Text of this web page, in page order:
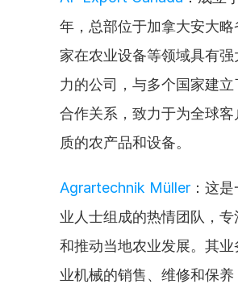
年，总部位于加拿大安大略
家在农业设备等领域具有强
力的公司，与多个国家建立
合作关系，致力于为全球客
质的农产品和设备。
Agrartechnik Müller ：这
业人士组成的热情团队，
和推动当地农业发展。其业
业机械的销售、维修和保